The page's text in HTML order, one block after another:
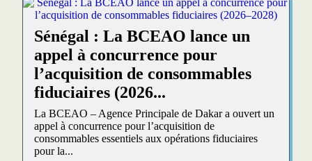
Sénégal : La BCEAO lance un
appel à concurrence pour
l’acquisition de consommables
fiduciaires (2026...
La BCEAO – Agence Principale de Dakar a ouvert un
appel à concurrence pour l’acquisition de
consommables essentiels aux opérations fiduciaires
pour la...